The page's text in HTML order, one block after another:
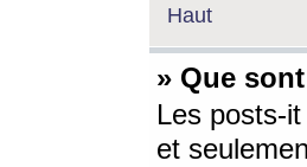
Haut
» Que
Les posts-
et